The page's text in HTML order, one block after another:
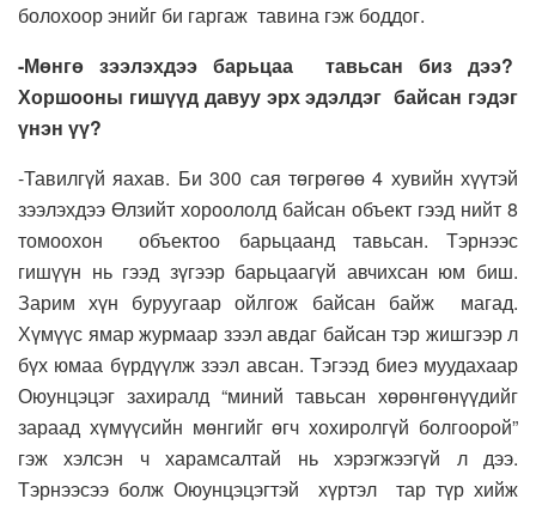
болохоор энийг би гаргаж тавина гэж боддог.
-Мөнгө зээлэхдээ барьцаа тавьсан биз дээ?
Хоршооны гишүүд давуу эрх эдэлдэг байсан гэдэг
үнэн үү?
-Тавилгүй яахав. Би 300 сая төгрөгөө 4 хувийн хүүтэй
зээлэхдээ Өлзийт хороололд байсан объект гээд нийт 8
томоохон объектоо барьцаанд тавьсан. Тэрнээс
гишүүн нь гээд зүгээр барьцаагүй авчихсан юм биш.
Зарим хүн буруугаар ойлгож байсан байж магад.
Хүмүүс ямар журмаар зээл авдаг байсан тэр жишгээр л
бүх юмаа бүрдүүлж зээл авсан. Тэгээд биеэ муудахаар
Оюунцэцэг захиралд “миний тавьсан хөрөнгөнүүдийг
зараад хүмүүсийн мөнгийг өгч хохиролгүй болгоорой”
гэж хэлсэн ч харамсалтай нь хэрэгжээгүй л дээ.
Тэрнээсээ болж Оюунцэцэгтэй хүртэл тар түр хийж